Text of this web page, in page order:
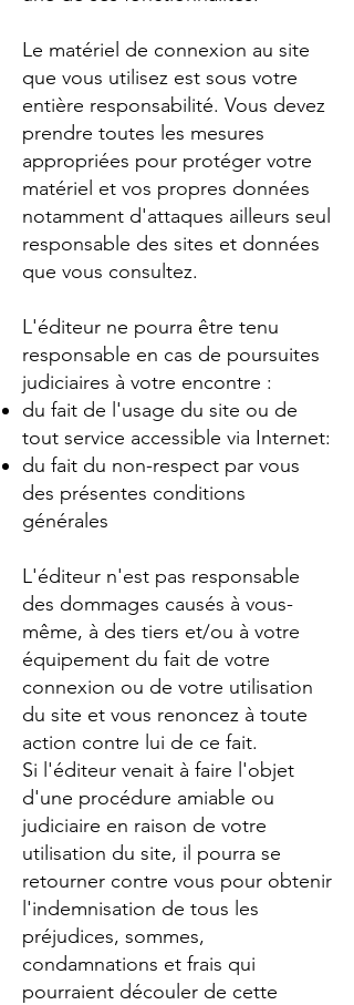
Le matériel de connexion au site
que vous utilisez est sous votre
entière responsabilité. Vous devez
prendre toutes les mesures
appropriées pour protéger votre
matériel et vos propres données
notamment d'attaques ailleurs seul
responsable des sites et données
que vous consultez.
L'éditeur ne pourra être tenu
responsable en cas de poursuites
judiciaires à votre encontre :
du fait de l'usage du site ou de
tout service accessible via Internet:
du fait du non-respect par vous
des présentes conditions
générales
L'éditeur n'est pas responsable
des dommages causés à vous-
même, à des tiers et/ou à votre
équipement du fait de votre
connexion ou de votre utilisation
du site et vous renoncez à toute
action contre lui de ce fait.
Si l'éditeur venait à faire l'objet
d'une procédure amiable ou
judiciaire en raison de votre
utilisation du site, il pourra se
retourner contre vous pour obtenir
l'indemnisation de tous les
préjudices, sommes,
condamnations et frais qui
pourraient découler de cette